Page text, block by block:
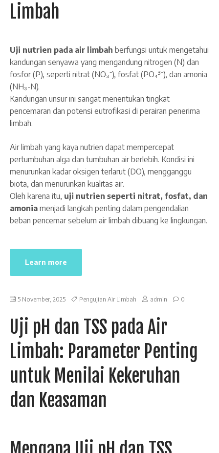
Limbah
Uji nutrien pada air limbah berfungsi untuk mengetahui
kandungan senyawa yang mengandung nitrogen (N) dan
fosfor (P), seperti nitrat (NO₃⁻), fosfat (PO₄³⁻), dan amonia
(NH₃-N).
Kandungan unsur ini sangat menentukan tingkat
pencemaran dan potensi eutrofikasi di perairan penerima
limbah.
Air limbah yang kaya nutrien dapat mempercepat
pertumbuhan alga dan tumbuhan air berlebih. Kondisi ini
menurunkan kadar oksigen terlarut (DO), mengganggu
biota, dan menurunkan kualitas air.
Oleh karena itu, uji nutrien seperti nitrat, fosfat, dan
amonia menjadi langkah penting dalam pengendalian
beban pencemar sebelum air limbah dibuang ke lingkungan.
Learn more
5 November, 2025 Pengujian Air Limbah admin 0
Uji pH dan TSS pada Air
Limbah: Parameter Penting
untuk Menilai Kekeruhan
dan Keasaman